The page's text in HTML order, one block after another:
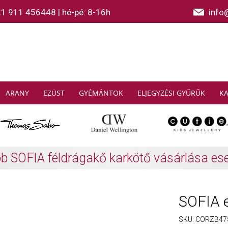
911 456448 | hé-pé: 8-16h
ARANY EZÜST GYÉMÁNTOK ELJEGYZÉSI GYŰRŰK
SABO: Gyűjtsön és spóroljon További
SOFIA
SKU: